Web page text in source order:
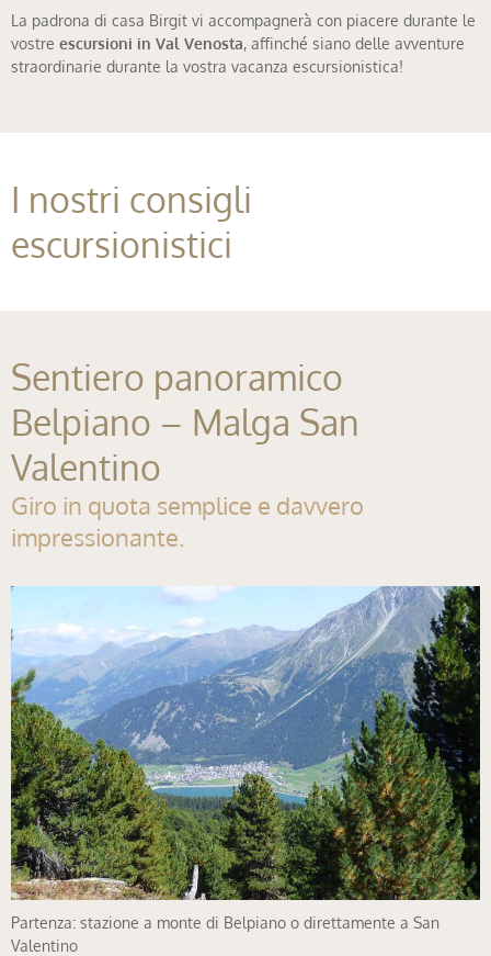
La padrona di casa Birgit vi accompagnerà con piacere durante le
vostre escursioni in Val Venosta, affinché siano delle avventure
straordinarie durante la vostra vacanza escursionistica!
I nostri consigli
escursionistici
Sentiero panoramico
Belpiano – Malga San
Valentino
Giro in quota semplice e davvero
impressionante.
Partenza: stazione a monte di Belpiano o direttamente a San
Valentino